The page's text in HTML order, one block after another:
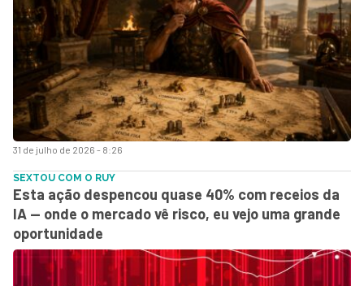
31 de julho de 2026 - 8:26
SEXTOU COM O RUY
Esta ação despencou quase 40% com receios da
IA — onde o mercado vê risco, eu vejo uma grande
oportunidade